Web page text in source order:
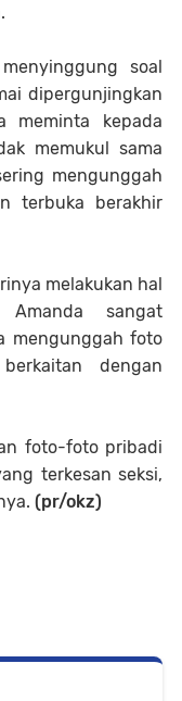
soal
dipergunjingkan
meminta kepada
memukul sama
mengunggah
terbuka berakhir
melakukan hal
sangat
mengunggah foto
dengan
foto-foto pribadi
terkesan seksi,
(pr/okz)